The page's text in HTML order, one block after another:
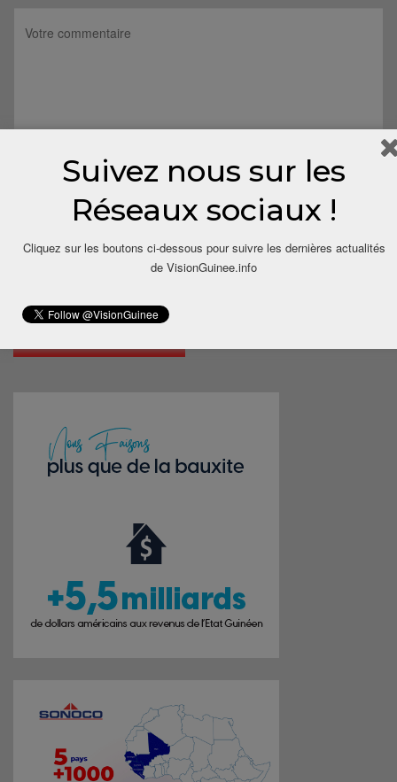
time I comment.
Suivez nous sur les
Réseaux sociaux !
Cliquez sur les boutons ci-dessous pour suivre les dernières actualités
de VisionGuinee.info